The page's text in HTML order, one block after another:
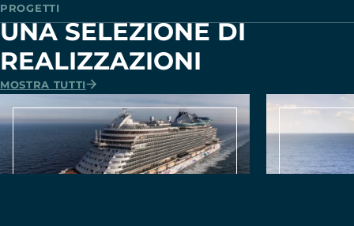
PROGETTI
UNA SELEZIONE DI
REALIZZAZIONI
MOSTRA TUTTI